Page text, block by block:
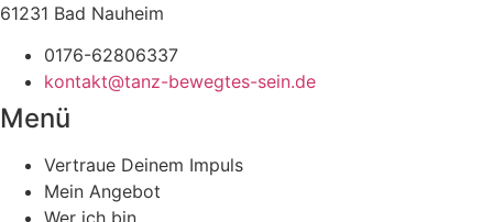
61231 Bad Nauheim
0176-62806337
kontakt@tanz-bewegtes-sein.de
Menü
Vertraue Deinem Impuls
Mein Angebot